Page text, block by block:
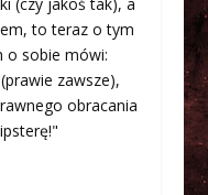
to teraz o tym
o sobie mówi:
zawsze),
obracania